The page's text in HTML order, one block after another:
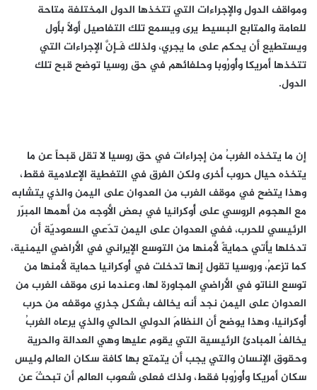
ومواقف الدول والإجراءات التي تتخذها الدول المختلفة متاحة
للعامة والمتابع البسيط يرى ويسمع تلك التفاصيل أولاً بأول
ويستطيع أن يحكم على ما يجري، ولذلك فَـإنَّ الإجراءات التي
تتخذها أمريكا وأُورُوبا وحلفائهم في حق روسيا توضح قبح تلك
الدول.
إن ما يتخذه الغربُ من إجراءات في حق روسيا لا تقل قبحاً عن ما
يتخذه حيال حروب أُخرى ولكن الفرق في التغطية الإعلامية فقط،
وهذا يتضح في موقف الغرب من العدوان على اليمن والذي يتشابه
مع الهجوم الروسي على أُوكرانيا في بعض الأوجه من أهمها المبرّر
الرئيسي للحرب، ففي العدوان على اليمن تدّعي السعوديّة أن
تدخلها يأتي حمايةً لأمنها من التوسع الإيراني في الأراضي اليمنية،
كما تزعمُ، وروسيا تقول إنها تدخلت في أُوكرانيا حماية لأمنها من
توسع الناتو في الأراضي المجاورة لها، وعندما نرى موقف الغرب من
العدوان على اليمن نجد أنه يخالف بشكل جذري موقفه من حرب
أُوكرانيا، وهذا يوضح أن النظامَ الدولي الحالي والذي يرعاه الغربُ
يخالفُ المبادئ الرئيسية التي يقوم عليها وهي العدالة والحرية
وحقوق الإنسان والتي يجب أن يتمتع بها كافة سكان العالم وليس
سكان أمريكا وأُورُوبا فقط، ولذك فعلى شعوب العالم أن تبحثَ عن